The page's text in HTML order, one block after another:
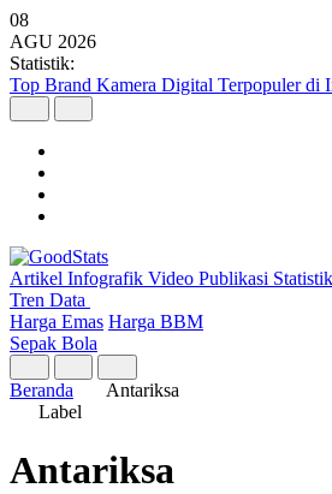
08
AGU 2026
Statistik:
Top Brand Kamera Digital Terpopuler di
Artikel Infografik Video Publikasi Statistik
Tren Data
Harga Emas Harga BBM
Sepak Bola
Beranda
Antariksa
Label
Antariksa